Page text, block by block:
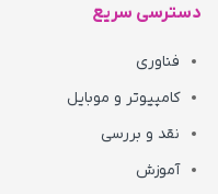
دسترسی سریع
فناوری
کامپیوتر و موبایل
نقد و بررسی
آموزش